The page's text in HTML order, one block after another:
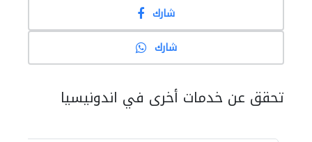
شارك
شارك
تحقق عن خدمات أخرى في اندونيسيا